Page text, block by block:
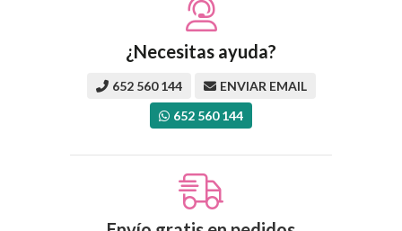
¿Necesitas ayuda?
652 560 144
ENVIAR EMAIL
652 560 144